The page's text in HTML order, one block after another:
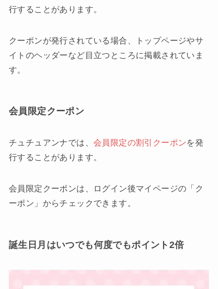
行することがあります。
クーポンが発行されている場合、トップページやサ
イトのヘッダーなど目立つところに掲載されていま
す。
会員限定クーポン
チュチュアンナでは、 会員限定の割引クーポンを発
行することがあります。
会員限定クーポンは、ログイン後マイページの「ク
ーポン」からチェックできます。
誕生日月はいつでも何度でもポイント2倍